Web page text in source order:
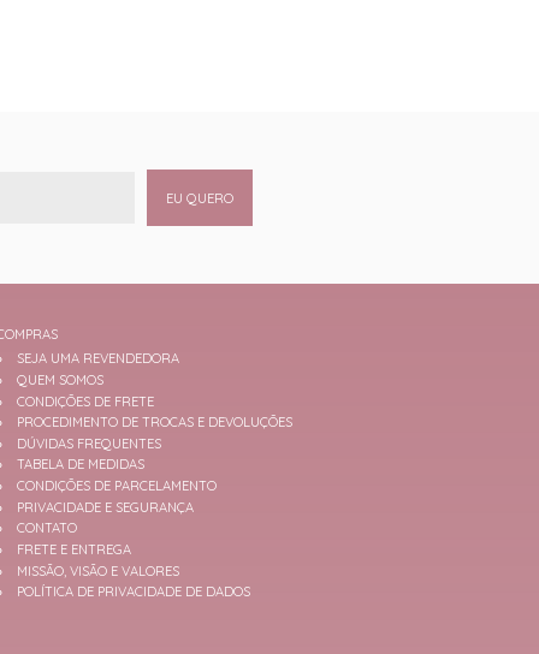
EU QUERO
SEJA UMA REVENDEDORA
QUEM SOMOS
CONDIÇÕES DE FRETE
PROCEDIMENTO DE TROCAS E DEVOLUÇÕES
DÚVIDAS FREQUENTES
TABELA DE MEDIDAS
CONDIÇÕES DE PARCELAMENTO
PRIVACIDADE E SEGURANÇA
CONTATO
FRETE E ENTREGA
MISSÃO, VISÃO E VALORES
POLÍTICA DE PRIVACIDADE DE DADOS